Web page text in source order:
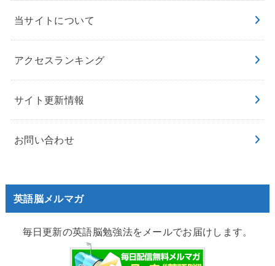
当サイトについて
アクセスランキング
サイト更新情報
お問い合わせ
英語脳メルマガ
毎日更新の英語脳勉強法をメールでお届けします。